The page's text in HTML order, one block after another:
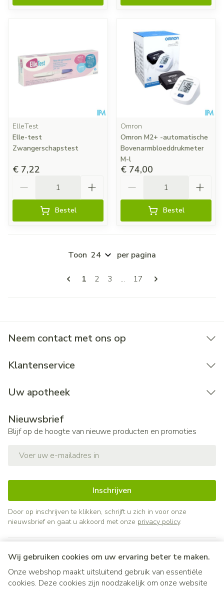
Wij gebruiken cookies om uw ervaring beter te maken.
Onze webshop maakt uitsluitend gebruik van essentiële
cookies. Deze cookies zijn noodzakelijk om onze website
ElleTest
Elle-test
Zwangerschapstest
€ 7,22
Bestel
Omron
Omron M2+ -automatische
Bovenarmbloeddrukmeter
M-l
€ 74,00
Bestel
Pagina's
U lees momenteel pagina
1 Pagina
2 Pagina
3 ... Pagina
17
Toon per pagina
Neem contact met ons op
Klantenservice
Uw apotheek
Nieuwsbrief
Blijf op de hoogte van nieuwe producten en promoties
Inschrijven
Door op inschrijven te klikken, schrijft u zich in voor onze
nieuwsbrief en gaat u akkoord met onze privacy policy.